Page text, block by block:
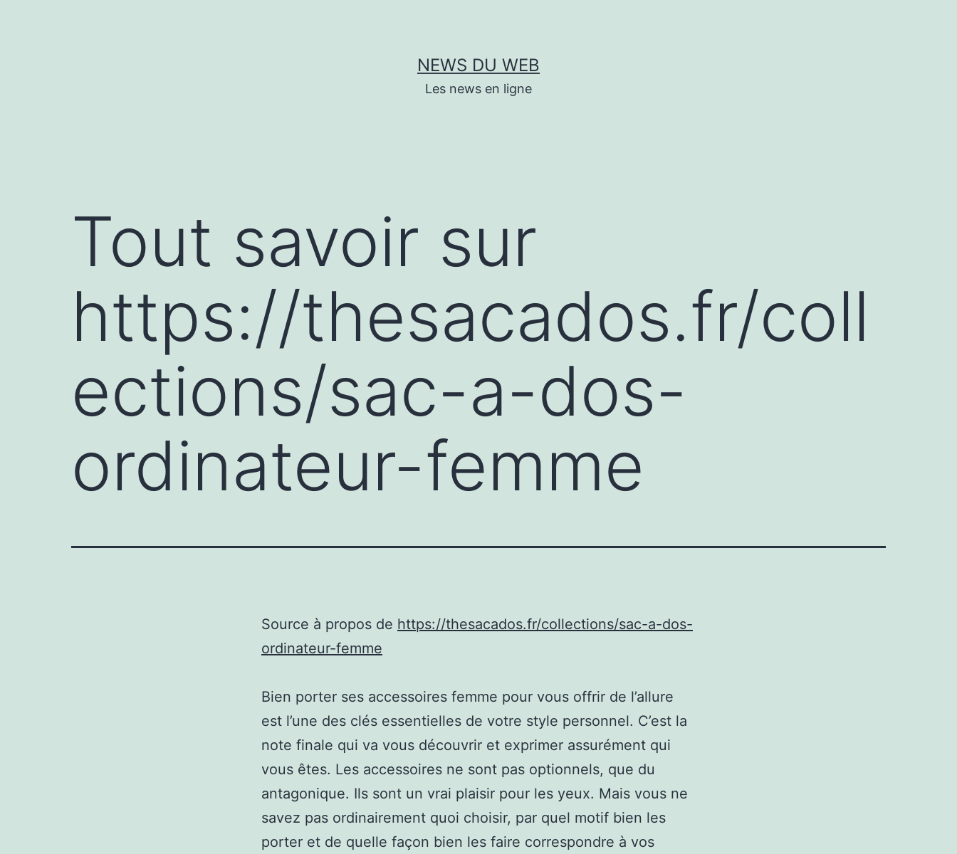
NEWS DU WEB
Les news en ligne
Tout savoir sur
https://thesacados.fr/coll
ections/sac-a-dos-
ordinateur-femme
Source à propos de https://thesacados.fr/collections/sac-a-dos-
ordinateur-femme
Bien porter ses accessoires femme pour vous offrir de l’allure
est l’une des clés essentielles de votre style personnel. C’est la
note finale qui va vous découvrir et exprimer assurément qui
vous êtes. Les accessoires ne sont pas optionnels, que du
antagonique. Ils sont un vrai plaisir pour les yeux. Mais vous ne
savez pas ordinairement quoi choisir, par quel motif bien les
porter et de quelle façon bien les faire correspondre à vos